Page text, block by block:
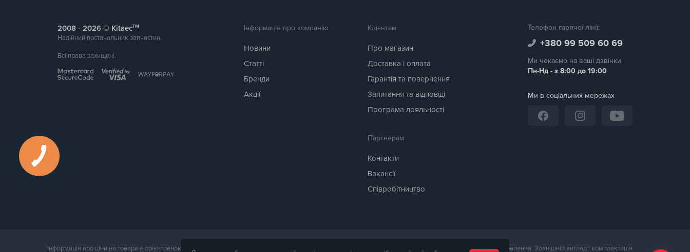
Інформація про компанію
Новини
Статті
Бренди
Акції
Клієнтам
Про магазин
Доставка і оплата
Гарантія та повернення
Запитання та відповіді
Програма лояльності
Партнерам
Контакти
Вакансії
Співробітництво
Телефон гарячої лінії:
+380 99 509 60 69
Ми чекаємо на ваші дзвінки
Пн-Нд - з 8:00 до 19:00
Ми в соціальних мережах
2008 - © Kitaecтм
Надійний постачальник запчастин.
Всі права захищені.
Інформація про ціни на товари є орієнтовною і надається для довідки. Точна вартість товару буде названа менеджером магазину при підтвердження замовлення. Зовнішній вигляд і комплектація